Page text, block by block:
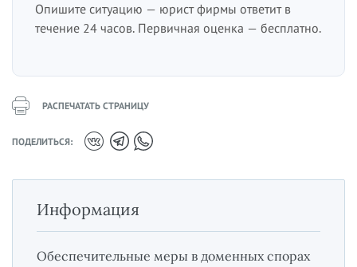
Опишите ситуацию — юрист фирмы ответит в
течение 24 часов. Первичная оценка — бесплатно.
РАСПЕЧАТАТЬ СТРАНИЦУ
ПОДЕЛИТЬСЯ:
Информация
Обеспечительные меры в доменных спорах